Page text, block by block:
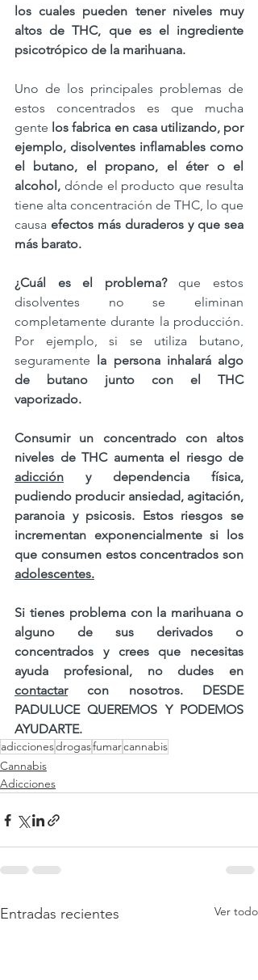
los cuales pueden tener niveles muy
altos de THC, que es el ingrediente
psicotrópico de la marihuana.⁠
Uno de los principales problemas de
estos concentrados es que mucha
gente los fabrica en casa utilizando, por
ejemplo, disolventes inflamables como
el butano, el propano, el éter o el
alcohol, dónde el producto que resulta
tiene alta concentración de THC, lo que
causa efectos más duraderos y que sea
más barato.
¿Cuál es el problema? que estos
disolventes no se eliminan
completamente durante la producción.
Por ejemplo, si se utiliza butano,
seguramente la persona inhalará algo
de butano junto con el THC
vaporizado.⁠ ⁠
Consumir un concentrado con altos
adicción y dependencia física,
pudiendo producir ansiedad, agitación,
paranoia y psicosis. ⁠Estos riesgos se
incrementan exponencialmente si los
adolescentes.
Si tienes problema con la marihuana o
alguno de sus derivados o
concentrados y crees que necesitas
contactar con nosotros. DESDE
PADULUCE QUEREMOS Y PODEMOS
AYUDARTE.
adiccionesdrogasfumarcannabis
Cannabis
Adicciones
Entradas recientes Ver todo